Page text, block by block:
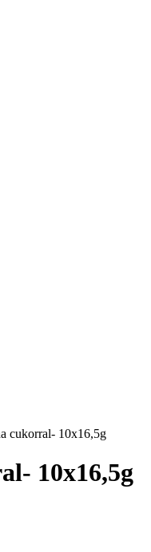
cukorral- 10x16,5g
10x16,5g